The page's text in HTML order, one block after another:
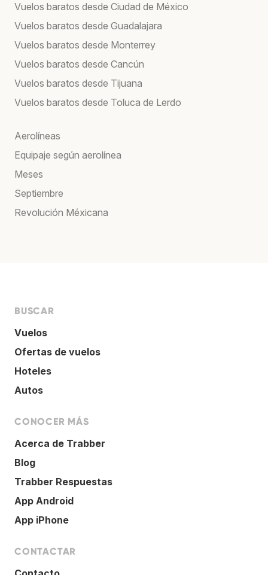
Vuelos baratos desde Ciudad de México
Vuelos baratos desde Guadalajara
Vuelos baratos desde Monterrey
Vuelos baratos desde Cancún
Vuelos baratos desde Tijuana
Vuelos baratos desde Toluca de Lerdo
Aerolíneas
Equipaje según aerolínea
Meses
Septiembre
Revolución Méxicana
BUSCAR
Vuelos
Ofertas de vuelos
Hoteles
Autos
CONOCER MÁS
Acerca de Trabber
Blog
Trabber Respuestas
App Android
App iPhone
CONTACTAR